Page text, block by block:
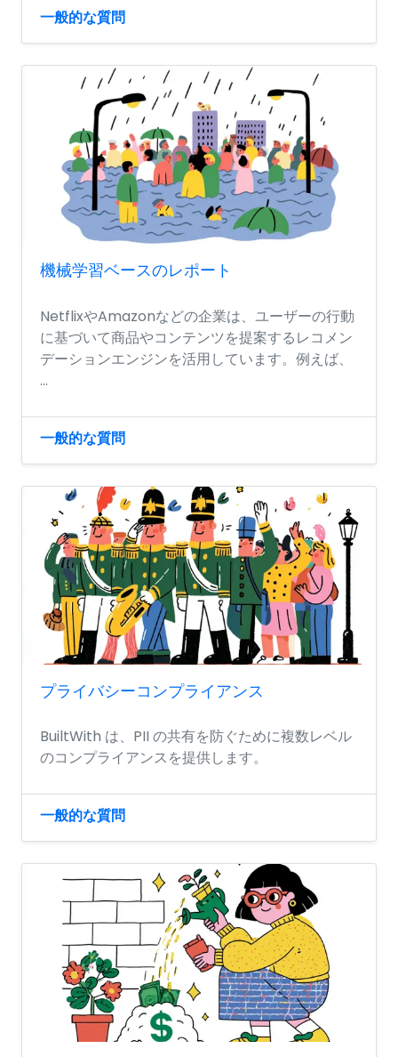
一般的な質問
機械学習ベースのレポート
NetflixやAmazonなどの企業は、ユーザーの行動
に基づいて商品やコンテンツを提案するレコメン
デーションエンジンを活用しています。例えば、
...
一般的な質問
プライバシーコンプライアンス
BuiltWith は、PII の共有を防ぐために複数レベル
のコンプライアンスを提供します。
一般的な質問